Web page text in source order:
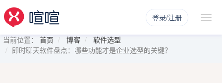
登录/注册
当前位置： 首页 博客
软件选型
即时聊天软件盘点：哪些功能才是企业选型的关键？